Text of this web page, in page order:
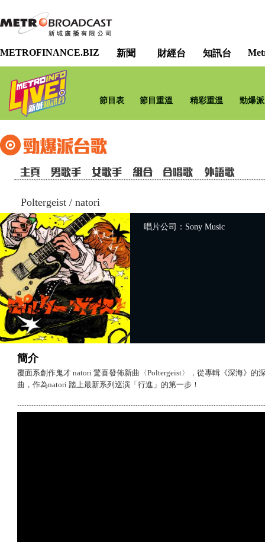
METROFINANCE.BIZ 新聞 財經台 知訊台
節目表 節目重溫 精彩重溫 勁爆
Poltergeist / natori
唱片公司：Sony Music
簡介
覆面系創作鬼才 natori 驚喜發佈新曲〈Poltergeist〉，從專輯《深海》的
曲，作為natori 踏上最新系列巡演「行進」的第一步！